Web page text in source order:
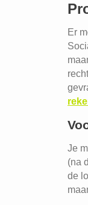
Er
Je
(na
de